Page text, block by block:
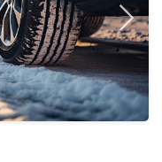
Next